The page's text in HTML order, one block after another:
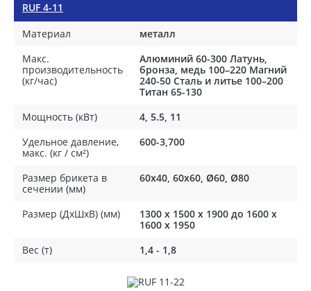
RUF 4-11
Материал
металл
Макс.
производительность
(кг/час)
Алюминий 60-300 Латунь,
бронза, медь 100–220 Магний
240-50 Сталь и литье 100–200
Титан 65-130
Мощность (кВт)
4, 5.5, 11
Удельное давление,
макс. (кг / см²)
600-3,700
Размер брикета в
сечении (мм)
60x40, 60x60, Ø60, Ø80
Размер (ДхШхВ) (мм)
1300 x 1500 x 1900 до 1600 х
1600 х 1950
Вес (т)
1,4 - 1,8